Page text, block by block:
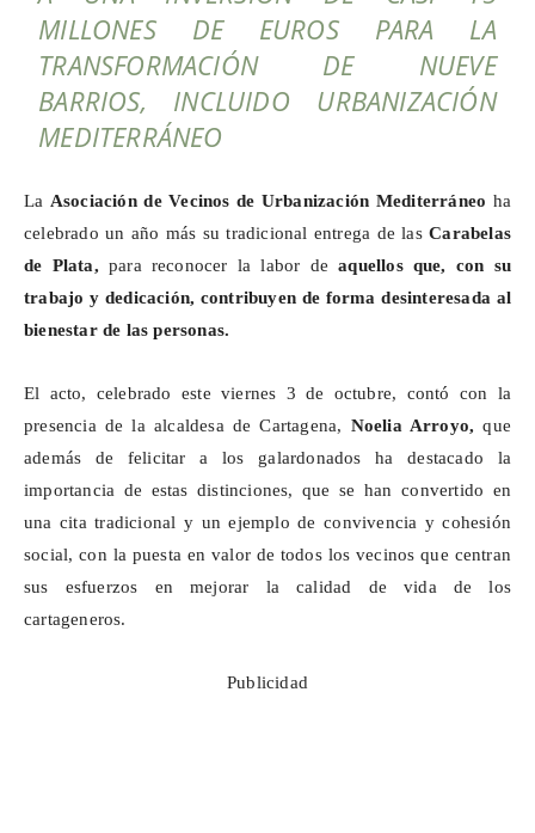
MILLONES DE EUROS PARA LA
TRANSFORMACIÓN DE NUEVE
BARRIOS, INCLUIDO URBANIZACIÓN
MEDITERRÁNEO
La Asociación de Vecinos de Urbanización Mediterráneo ha
celebrado un año más su tradicional entrega de lasCarabelas
de Plata, para reconocer la labor deaquellos que, con su
trabajo y dedicación, contribuyen de forma desinteresada al
bienestar de las personas.
El acto, celebrado este viernes 3 de octubre, contó con la
presencia de la alcaldesa de Cartagena, Noelia Arroyo, que
además de felicitar a los galardonados ha destacado la
importancia de estas distinciones, que se han convertido en
una cita tradicional y un ejemplo de convivencia y cohesión
social, con la puesta en valor de todos los vecinos que centran
sus esfuerzos en mejorar la calidad de vida de los
cartageneros.
Publicidad